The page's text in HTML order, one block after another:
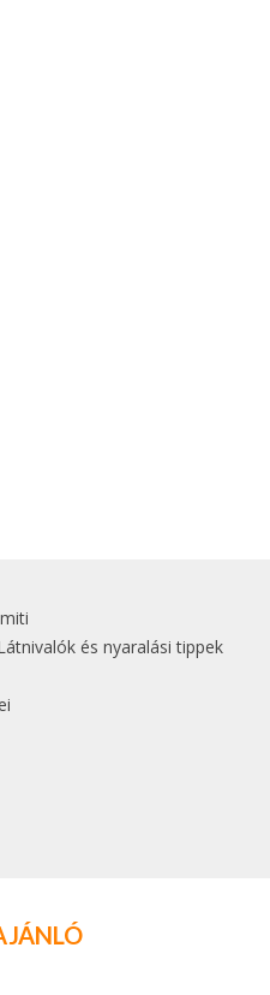
és nyaralási tippek